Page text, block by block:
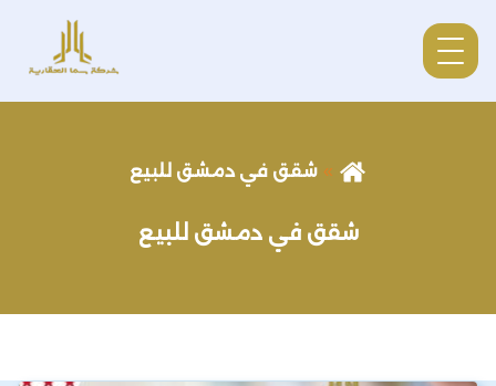
شقق في دمشق للبيع
شقق في دمشق للبيع